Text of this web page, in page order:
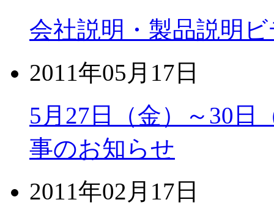
会社説明・製品説明
2011年05月17日
5月27日（金）～30日
事のお知らせ
2011年02月17日